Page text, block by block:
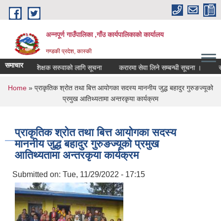
Skip to main content
अन्नपूर्ण गाउँपालिका ,गाँउ कार्यपालिकाको कार्यालय
गण्डकी प्रदेश, कास्की
समाचारशिक्षक सरुवाको लागि सूचना करारमा सेवा लिने सम्बन्धी सूचना ।
You are here
Home » प्राकृतिक श्रोत तथा बित्त आयोगका सदस्य माननीय जुद्ध बहादुर गुरुङज्यूको
प्रमुख आतिथ्यतामा अन्तरकृया कार्यक्रम
प्राकृतिक श्रोत तथा बित्त आयोगका सदस्य
माननीय जुद्ध बहादुर गुरुङज्यूको प्रमुख
आतिथ्यतामा अन्तरकृया कार्यक्रम
Submitted on: Tue, 11/29/2022 - 17:15